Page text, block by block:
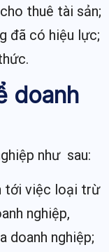
thuê tài sản;
đã có hiệu lực;
doanh
như sau:
tới việc loại trừ
nghiệp,
doanh nghiệp;